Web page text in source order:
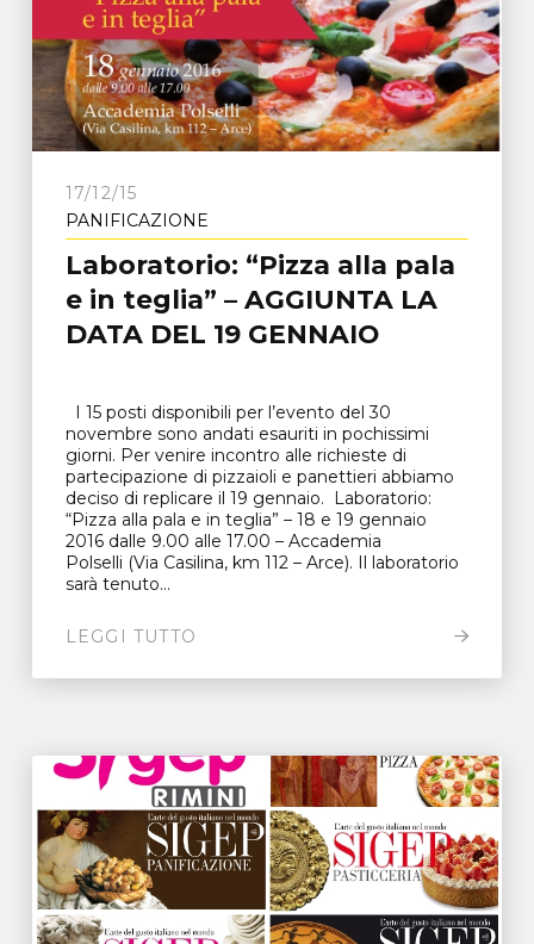
17/12/15
PANIFICAZIONE
Laboratorio: “Pizza alla pala
e in teglia” – AGGIUNTA LA
DATA DEL 19 GENNAIO
I 15 posti disponibili per l’evento del 30
novembre sono andati esauriti in pochissimi
giorni. Per venire incontro alle richieste di
partecipazione di pizzaioli e panettieri abbiamo
deciso di replicare il 19 gennaio. Laboratorio:
“Pizza alla pala e in teglia” – 18 e 19 gennaio
2016 dalle 9.00 alle 17.00 – Accademia
Polselli (Via Casilina, km 112 – Arce). Il laboratorio
sarà tenuto...
LEGGI TUTTO